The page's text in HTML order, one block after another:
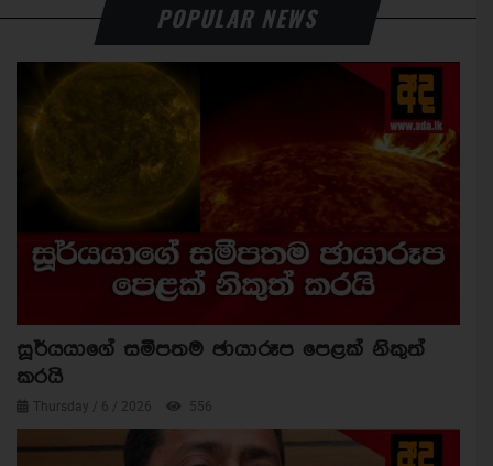
POPULAR NEWS
සූර්යයාගේ සමීපතම ඡායාරූප පෙළක් නිකුත්
කරයි
Thursday / 6 / 2026 556